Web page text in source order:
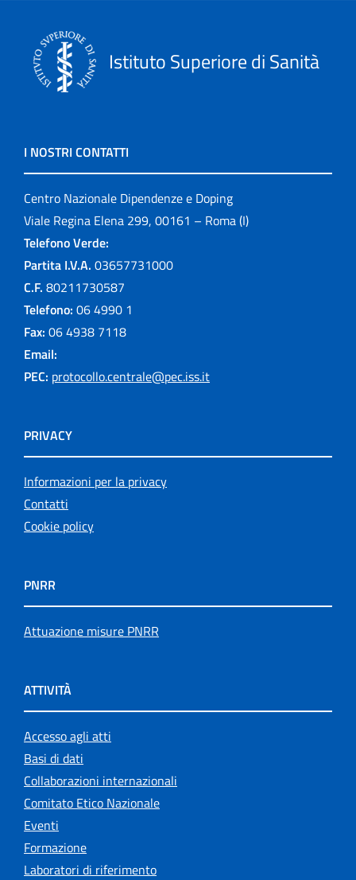
Istituto Superiore di Sanità
I NOSTRI CONTATTI
Centro Nazionale Dipendenze e Doping
Viale Regina Elena 299, 00161 – Roma (I)
Telefono Verde:
Partita I.V.A. 03657731000
C.F. 80211730587
Telefono: 06 4990 1
Fax: 06 4938 7118
Email:
PEC: protocollo.centrale@pec.iss.it
PRIVACY
Informazioni per la privacy
Contatti
Cookie policy
PNRR
Attuazione misure PNRR
ATTIVITÀ
Accesso agli atti
Basi di dati
Collaborazioni internazionali
Comitato Etico Nazionale
Eventi
Formazione
Laboratori di riferimento